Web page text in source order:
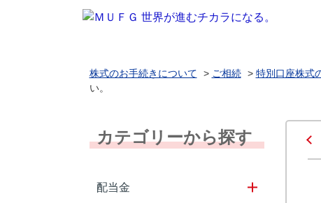
株式のお手続きについて > ご相続 > 特別口座株式
い。
カテゴリーから探す
配当金